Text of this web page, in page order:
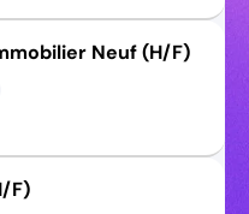
Neuf (H/F)
F)